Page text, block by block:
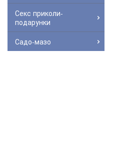
Секс приколи-
подарунки
Садо-мазо